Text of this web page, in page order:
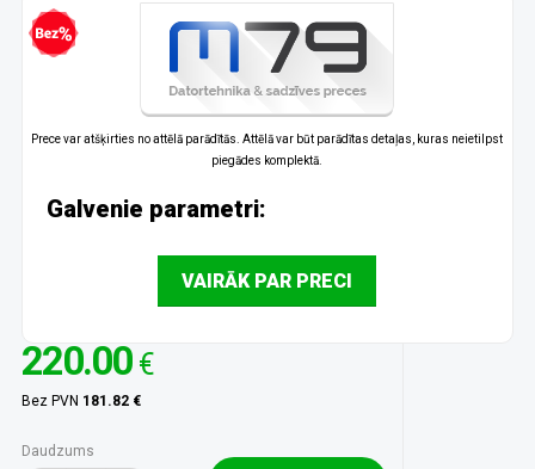
kredīts
Prece var atšķirties no attēlā parādītās. Attēlā var būt parādītas detaļas, kuras neietilpst
piegādes komplektā.
Galvenie parametri:
VAIRĀK PAR PRECI
220.00 €
Bez PVN 181.82 €
Daudzums